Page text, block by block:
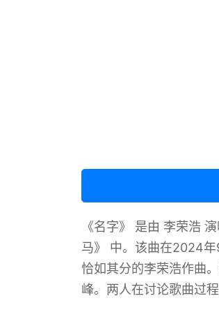
《名字》 ‌是由 李荣浩
马》 中‌。该曲在2024年
恰如其分的李荣浩作曲
峰。两人在讨论歌曲过